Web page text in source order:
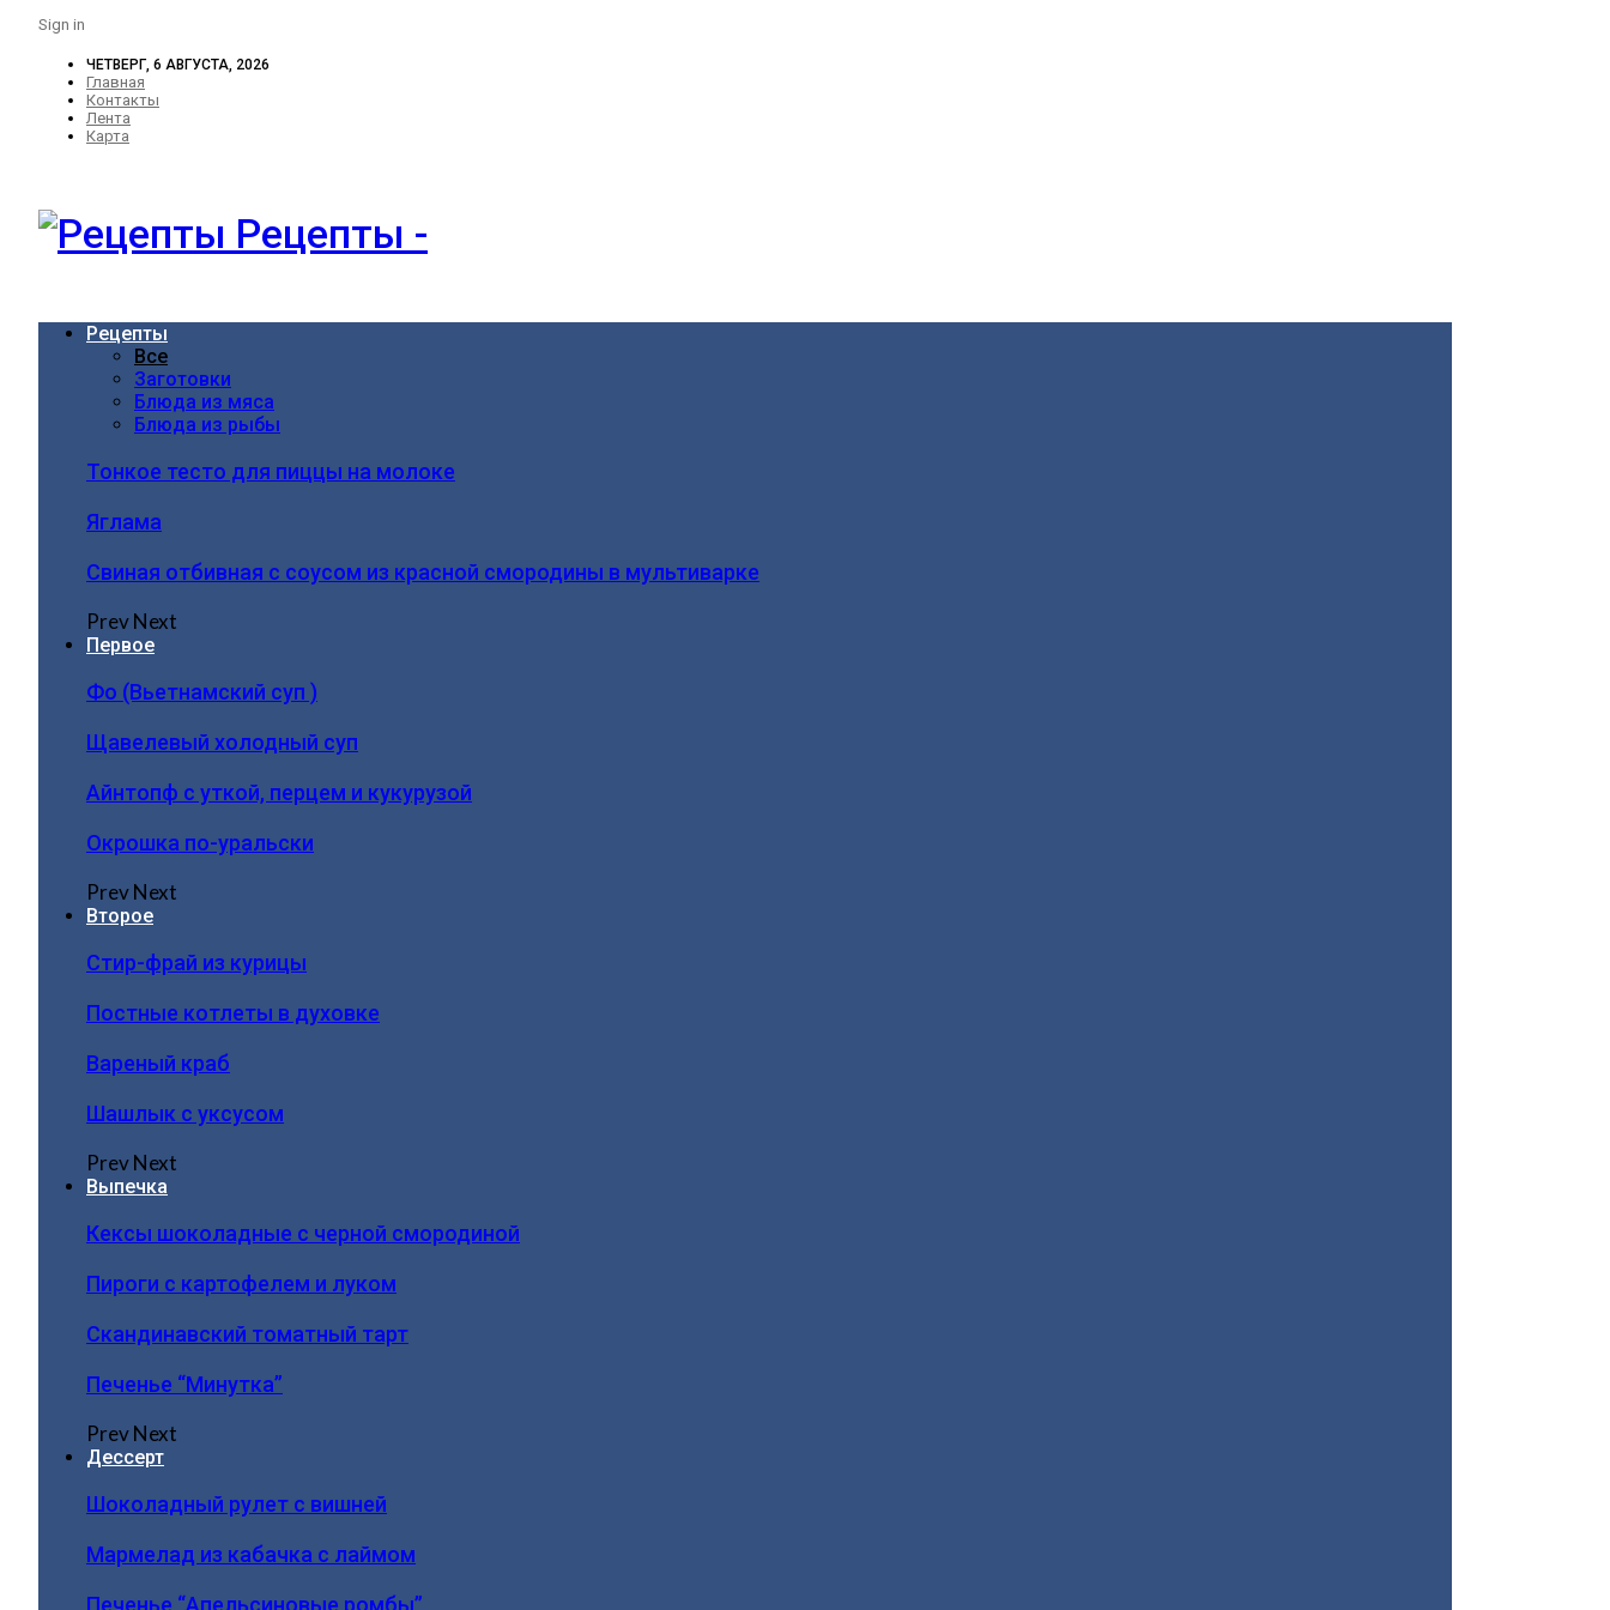
Sign in
ЧЕТВЕРГ, 6 АВГУСТА, 2026
Главная
Контакты
Лента
Карта
Рецепты -
Рецепты
Все
Заготовки
Блюда из мяса
Блюда из рыбы
Тонкое тесто для пиццы на молоке
Яглама
Свиная отбивная с соусом из красной смородины в мультиварке
PrevNext
Первое
Фо (Вьетнамский суп )
Щавелевый холодный суп
Айнтопф с уткой, перцем и кукурузой
Окрошка по-уральски
PrevNext
Второе
Стир-фрай из курицы
Постные котлеты в духовке
Вареный краб
Шашлык с уксусом
PrevNext
Выпечка
Кексы шоколадные с черной смородиной
Пироги c картофелем и луком
Скандинавский томатный тарт
Печенье “Минутка”
PrevNext
Дессерт
Шоколадный рулет с вишней
Мармелад из кабачка с лаймом
Печенье “Апельсиновые ромбы”